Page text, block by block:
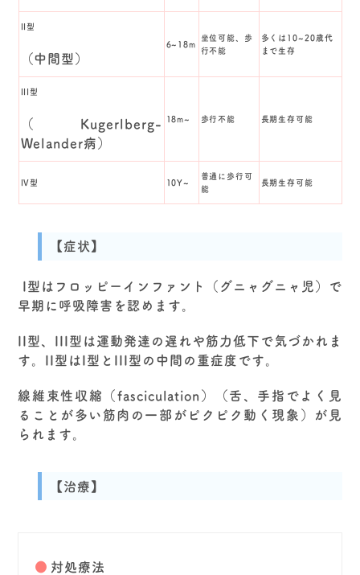
II型
（中間型）
6~18m
坐位可能、歩
行不能
多くは10~20歳代
まで生存
III型
（Kugerlberg-
Welander病）
18m~ 歩行不能 長期生存可能
IV型 10Y~
普通に歩行可
能
長期生存可能
【症状】
I型はフロッピーインファント（グニャグニャ児）で
早期に呼吸障害を認めます。
II型、III型は運動発達の遅れや筋力低下で気づかれま
す。II型はI型とIII型の中間の重症度です。
線維束性収縮（fasciculation）（舌、手指でよく見
ることが多い筋肉の一部がピクピク動く現象）が見
られます。
【治療】
対処療法